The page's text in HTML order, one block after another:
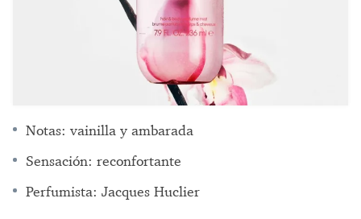
Notas: vainilla y ambarada
Sensación: reconfortante
Perfumista: Jacques Huclier